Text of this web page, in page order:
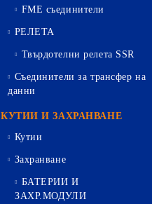
FME съединители
РЕЛЕТА
Твърдотелни релета SSR
Съединители за трансфер на
данни
КУТИИ И ЗАХРАНВАНЕ
Кутии
Захранване
БАТЕРИИ И
ЗАХР.МОДУЛИ